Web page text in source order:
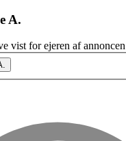
A.
vist for ejeren af annoncen